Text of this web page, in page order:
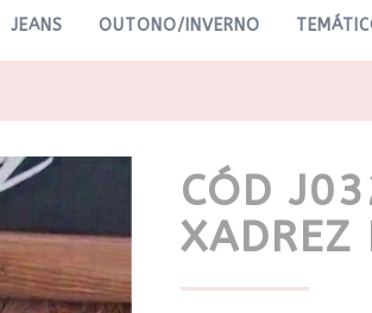
JEANS OUTONO/INVERNO
CÓD
XADREZ